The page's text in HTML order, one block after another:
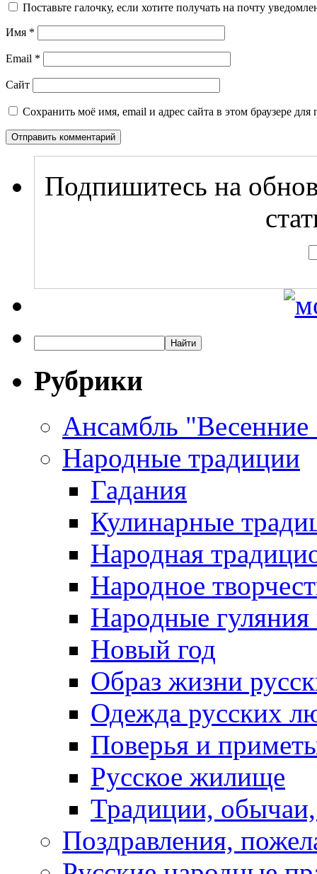
Поставьте галочку, если хотите получать на почту
Имя *
Email *
Сайт
Сохранить моё имя, email и адрес сайта в этом браузере
Подпишитесь на
Рубрики
Ансамбль
Народные традиции
Гадания
Кулинарные
Народная
Народное
Народные
Новый год
Образ жизни
Одежда русских
Поверья и
Русское жилище
Традиции,
Поздравления,